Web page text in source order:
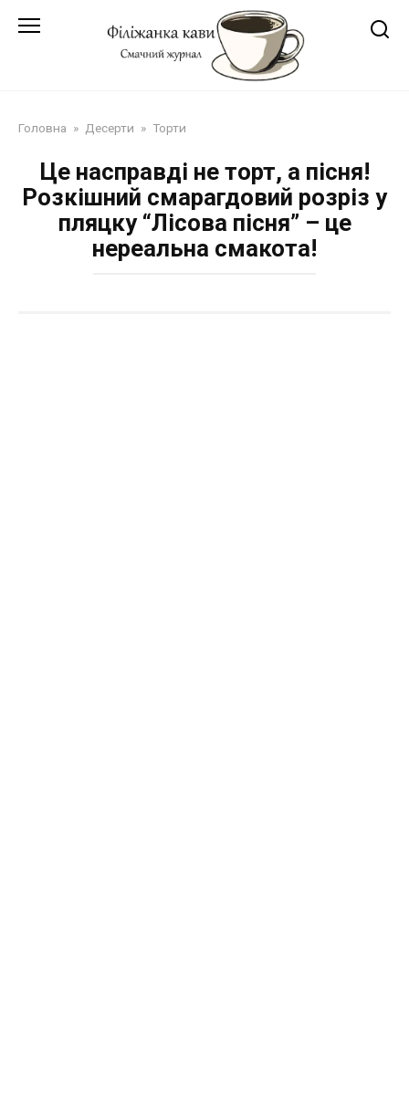
Головна » Десерти » Торти
Це насправді не торт, а пісня!
Розкішний смарагдовий розріз у
пляцку “Лісова пісня” – це
нереальна смакота!